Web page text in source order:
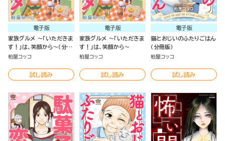
電子版
家族グルメ ～「いただきま
す！」は、笑顔から～（分冊
版）
柏屋コッコ
試し読み
電子版
家族グルメ ～「いただきま
す！」は、笑顔から～
柏屋コッコ
試し読み
電子版
猫とおじいのふたりごはん
（分冊版）
柏屋コッコ
試し読み